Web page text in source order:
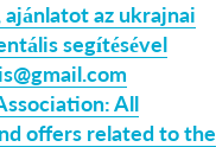
az ukrajnai
segítésével
All
offers related to the